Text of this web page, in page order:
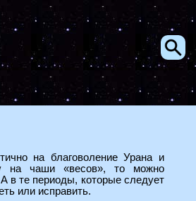
на благоволение Урана и
на чаши «весов», то можно
в те периоды, которые следует
или исправить.